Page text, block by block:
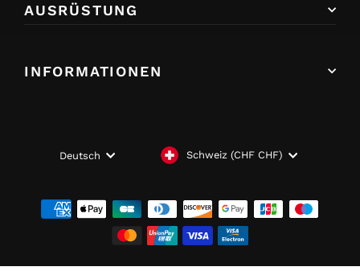
AUSRÜSTUNG
INFORMATIONEN
SPRACHE
Deutsch WÄHRUNG
Schweiz (CHF CHF)